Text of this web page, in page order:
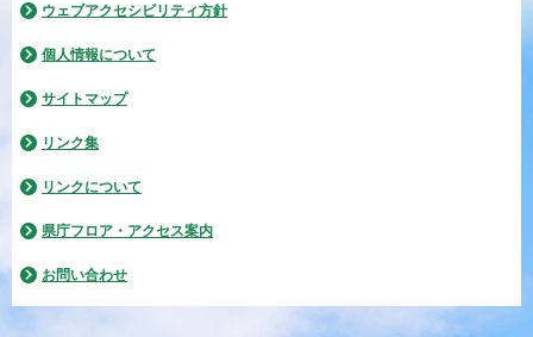
ウェブアクセシビリティ方針
個人情報について
サイトマップ
リンク集
リンクについて
県庁フロア・アクセス案内
お問い合わせ